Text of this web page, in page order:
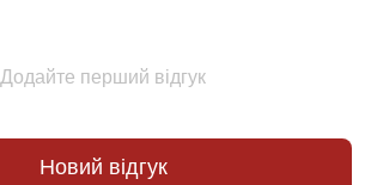
Додайте перший відгук
Новий відгук